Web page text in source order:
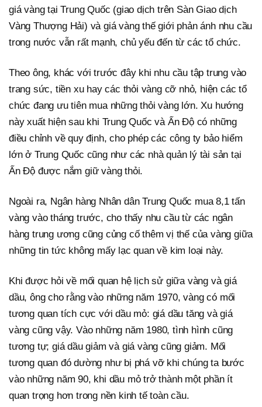
giá vàng tại Trung Quốc (giao dịch trên Sàn Giao dịch
Vàng Thượng Hải) và giá vàng thế giới phản ánh nhu cầu
trong nước vẫn rất mạnh, chủ yếu đến từ các tổ chức.
Theo ông, khác với trước đây khi nhu cầu tập trung vào
trang sức, tiền xu hay các thỏi vàng cỡ nhỏ, hiện các tổ
chức đang ưu tiên mua những thỏi vàng lớn. Xu hướng
này xuất hiện sau khi Trung Quốc và Ấn Độ có những
điều chỉnh về quy định, cho phép các công ty bảo hiểm
lớn ở Trung Quốc cũng như các nhà quản lý tài sản tại
Ấn Độ được nắm giữ vàng thỏi.
Ngoài ra, Ngân hàng Nhân dân Trung Quốc mua 8,1 tấn
vàng vào tháng trước, cho thấy nhu cầu từ các ngân
hàng trung ương cũng củng cố thêm vị thế của vàng giữa
những tin tức không mấy lạc quan về kim loại này.
Khi được hỏi về mối quan hệ lịch sử giữa vàng và giá
dầu, ông cho rằng vào những năm 1970, vàng có mối
tương quan tích cực với dầu mỏ: giá dầu tăng và giá
vàng cũng vậy. Vào những năm 1980, tình hình cũng
tương tự; giá dầu giảm và giá vàng cũng giảm. Mối
tương quan đó dường như bị phá vỡ khi chúng ta bước
vào những năm 90, khi dầu mỏ trở thành một phần ít
quan trọng hơn trong nền kinh tế toàn cầu.